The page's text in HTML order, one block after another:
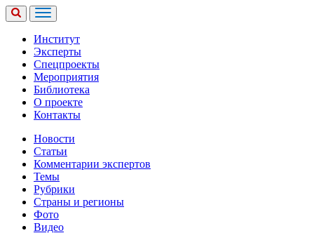
Институт
Эксперты
Спецпроекты
Мероприятия
Библиотека
О проекте
Контакты
Новости
Статьи
Комментарии экспертов
Темы
Рубрики
Страны и регионы
Фото
Видео